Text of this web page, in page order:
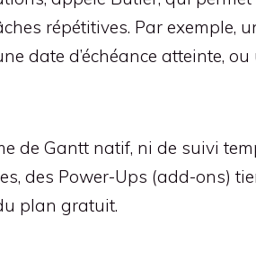
répétitives. Par exemple,
date d’échéance atteinte, ou
de Gantt natif, ni de suivi
des Power-Ups (add-ons)
plan gratuit.